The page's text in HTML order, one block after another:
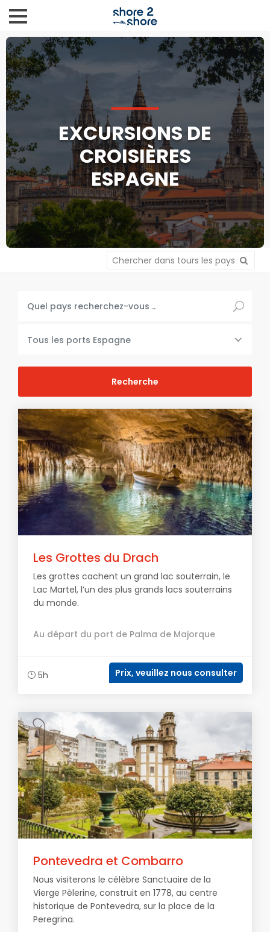
EXCURSIONS DE
CROISIÈRES
ESPAGNE
Chercher dans tours les pays
Tous les ports Espagne
Les Grottes du Drach
Les grottes cachent un grand lac souterrain, le
Lac Martel, l’un des plus grands lacs souterrains
du monde.
Au départ du port de Palma de Majorque
5h Prix, veuillez nous consulter
Pontevedra et Combarro
Nous visiterons le célèbre Sanctuaire de la
Vierge Pèlerine, construit en 1778, au centre
historique de Pontevedra, sur la place de la
Peregrina.